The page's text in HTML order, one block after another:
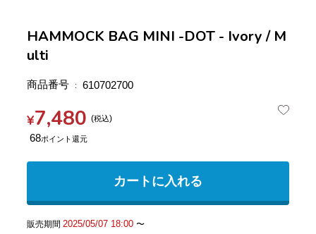
HAMMOCK BAG MINI -DOT - Ivory / M
ulti
商品番号 610702700
¥7,480 税込
68
カートに入れる
販売期間 2025/05/07 18:00〜